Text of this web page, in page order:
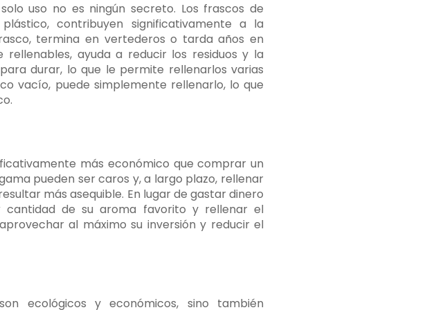
uso no es ningún secreto. Los frascos de
contribuyen significativamente a la
termina en vertederos o tarda años en
ayuda a reducir los residuos y la
durar, lo que le permite rellenarlos varias
vacío, puede simplemente rellenarlo, lo que
más económico que comprar un
pueden ser caros y, a largo plazo, rellenar
más asequible. En lugar de gastar dinero
cantidad de su aroma favorito y rellenar el
al máximo su inversión y reducir el
ecológicos y económicos, sino también